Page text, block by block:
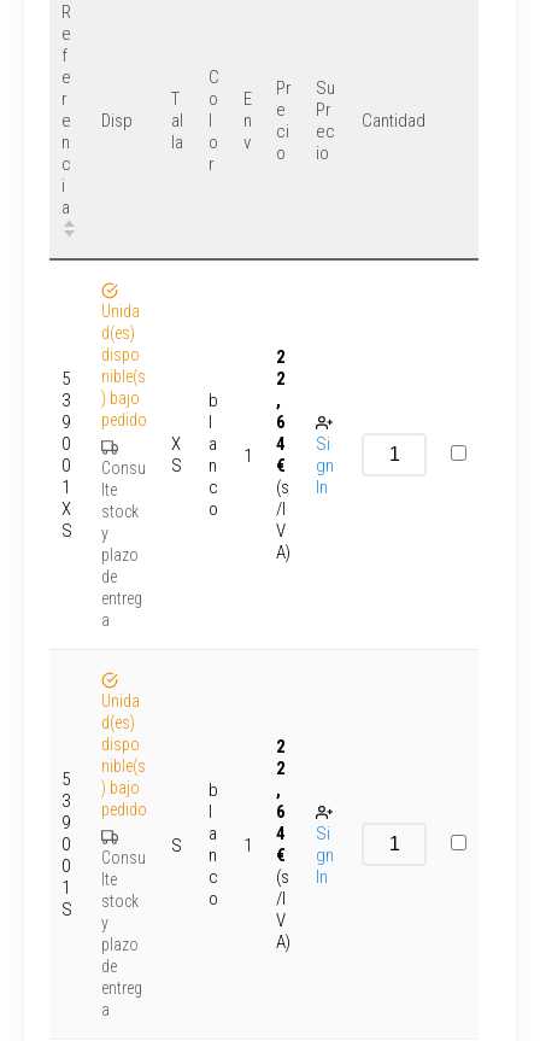
R
e
f
e
r
e
n
c
i
a
Disp
T
al
la
C
o
l
o
r
E
n
v
Pr
e
ci
o
Su
Pr
ec
io
Cantidad
5
3
9
0
0
1
X
S
Unida
d(es)
dispo
nible(s
) bajo
pedido
Consu
lte
stock
y
plazo
de
entreg
a
X
S
b
l
a
n
c
o
1
2
2
,
6
4
€
(s
/I
V
A)
Si
gn
In
5
3
9
0
0
1
S
Unida
d(es)
dispo
nible(s
) bajo
pedido
Consu
lte
stock
y
plazo
de
entreg
a
S
b
l
a
n
c
o
1
2
2
,
6
4
€
(s
/I
V
A)
Si
gn
In